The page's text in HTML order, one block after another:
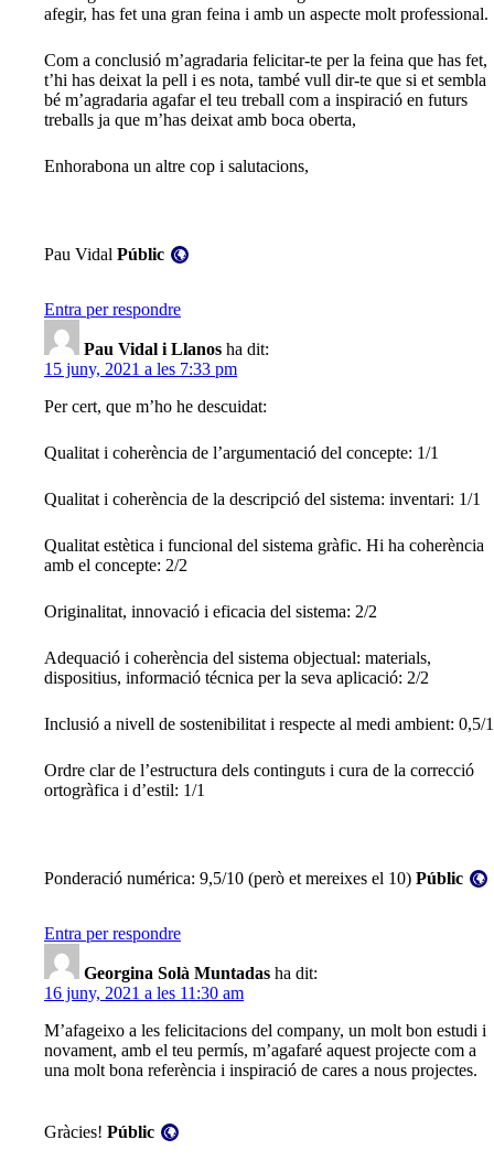
afegir, has fet una gran feina i amb un aspecte molt professional.
Com a conclusió m’agradaria felicitar-te per la feina que has fet,
t’hi has deixat la pell i es nota, també vull dir-te que si et sembla
bé m’agradaria agafar el teu treball com a inspiració en futurs
treballs ja que m’has deixat amb boca oberta,
Enhorabona un altre cop i salutacions,
Pau Vidal Públic
Entra per respondre
Pau Vidal i Llanos ha dit:
15 juny, 2021 a les 7:33 pm
Per cert, que m’ho he descuidat:
Qualitat i coherència de l’argumentació del concepte: 1/1
Qualitat i coherència de la descripció del sistema: inventari: 1/1
Qualitat estètica i funcional del sistema gràfic. Hi ha coherència
amb el concepte: 2/2
Originalitat, innovació i eficacia del sistema: 2/2
Adequació i coherència del sistema objectual: materials,
dispositius, informació técnica per la seva aplicació: 2/2
Inclusió a nivell de sostenibilitat i respecte al medi ambient: 0,5/1
Ordre clar de l’estructura dels continguts i cura de la correcció
ortogràfica i d’estil: 1/1
Ponderació numérica: 9,5/10 (però et mereixes el 10) Públic
Entra per respondre
Georgina Solà Muntadas ha dit:
16 juny, 2021 a les 11:30 am
M’afageixo a les felicitacions del company, un molt bon estudi i
novament, amb el teu permís, m’agafaré aquest projecte com a
una molt bona referència i inspiració de cares a nous projectes.
Gràcies! Públic